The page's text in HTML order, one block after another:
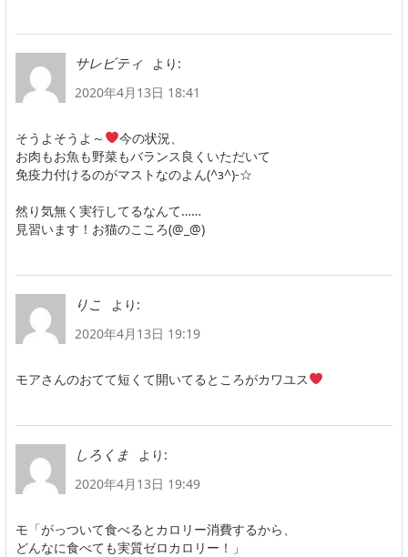
サレビティ
より:
2020年4月13日 18:41
そうよそうよ～
今の状況、
お肉もお魚も野菜もバランス良くいただいて
免疫力付けるのがマストなのよん(^з^)-☆
然り気無く実行してるなんて……
見習います！お猫のこころ(@_@)
りこ
より:
2020年4月13日 19:19
モアさんのおてて短くて開いてるところがカワユス
しろくま
より:
2020年4月13日 19:49
モ「がっついて食べるとカロリー消費するから、
どんなに食べても実質ゼロカロリー！」